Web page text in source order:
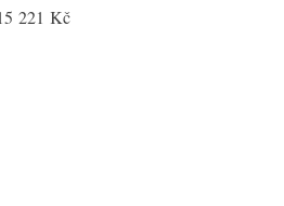
221 Kč